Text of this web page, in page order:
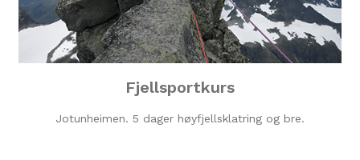
Fjellsportkurs
Jotunheimen. 5 dager høyfjellsklatring og bre.